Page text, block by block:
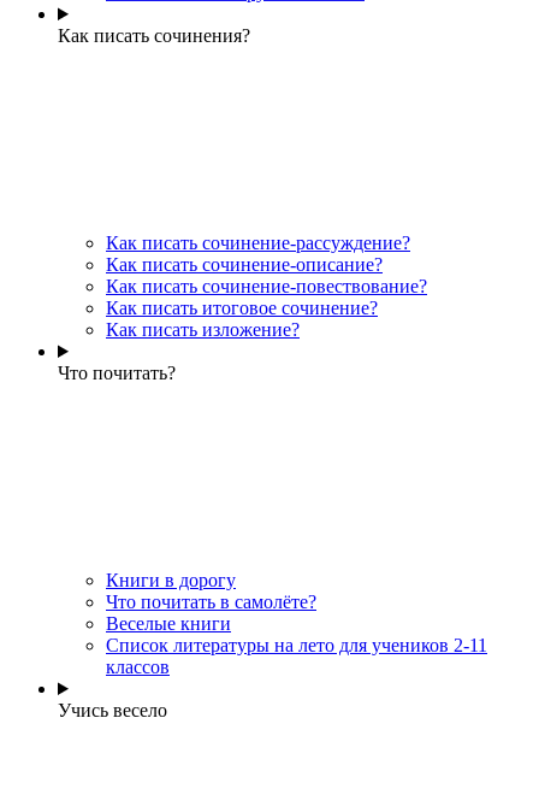
Как писать сочинения?
Как писать сочинение-рассуждение?
Как писать сочинение-описание?
Как писать сочинение-повествование?
Как писать итоговое сочинение?
Как писать изложение?
Что почитать?
Книги в дорогу
Что почитать в самолёте?
Веселые книги
Cписок литературы на лето для учеников 2-11
классов
Учись весело